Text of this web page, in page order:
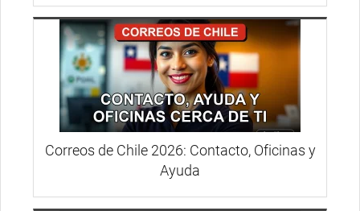
Correos de Chile 2026: Contacto, Oficinas y
Ayuda